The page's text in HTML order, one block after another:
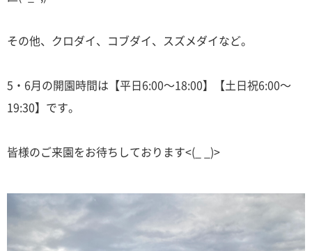
その他、クロダイ、コブダイ、スズメダイなど。
5・6月の開園時間は【平日6:00～18:00】【土日祝6:00～
19:30】です。
皆様のご来園をお待ちしております<(_ _)>